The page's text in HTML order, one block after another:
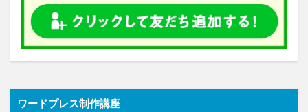
ワードプレス制作講座